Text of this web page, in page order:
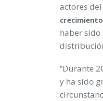
actores
haber
“Durante
y ha sido